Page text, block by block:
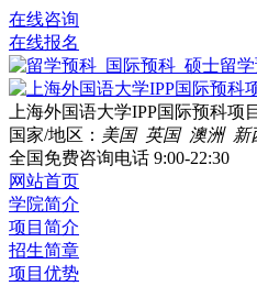
在线咨询
在线报名
上海外国语大学IPP国际预科项
国家/地区： 美国 英国 澳洲
全国免费咨询电话 9:00-22:30
网站首页
学院简介
项目简介
招生简章
项目优势